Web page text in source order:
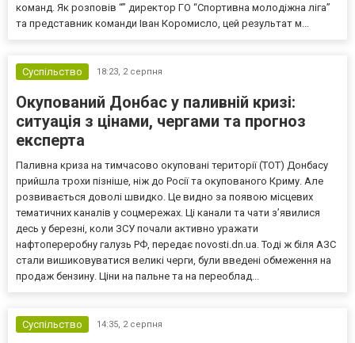
команд. Як розповів “” директор ГО “Спортивна молодіжна ліга”
та представник команди Іван Коромисло, цей результат м...
Суспільство 18:23, 2 серпня
Окупований Донбас у паливній кризі:
ситуація з цінами, чергами та прогноз
експерта
Паливна криза на тимчасово окуповані території (ТОТ) Донбасу
прийшла трохи пізніше, ніж до Росії та окупованого Криму. Але
розвивається доволі швидко. Це видно за появою місцевих
тематичних каналів у соцмережах. Ці канали та чати з’явилися
десь у березні, коли ЗСУ почали активно уражати
нафтопереробну галузь РФ, передає novosti.dn.ua. Тоді ж біля АЗС
стали вишиковуватися великі черги, були введені обмеження на
продаж бензину. Ціни на пальне та на переоблад...
Суспільство 14:35, 2 серпня